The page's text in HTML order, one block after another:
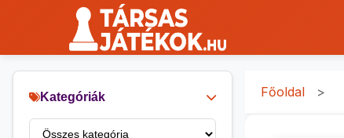
Kategóriák Főoldal >